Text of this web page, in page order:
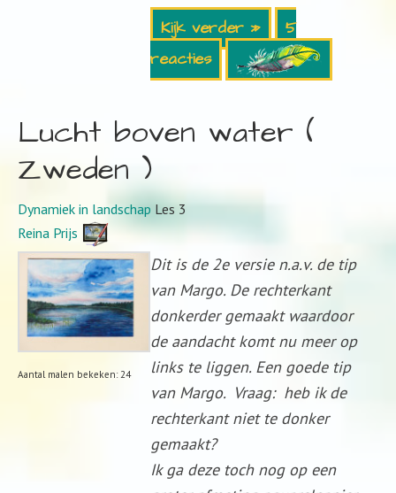
Kijk verder »
5
reacties
Lucht boven water (
Zweden )
Dynamiek in landschap Les 3
Reina Prijs
Aantal malen bekeken: 24
Dit is de 2e versie n.a.v. de tip
van Margo. De rechterkant
donkerder gemaakt waardoor
de aandacht komt nu meer op
links te liggen. Een goede tip
van Margo. Vraag: heb ik de
rechterkant niet te donker
gemaakt?
Ik ga deze toch nog op een